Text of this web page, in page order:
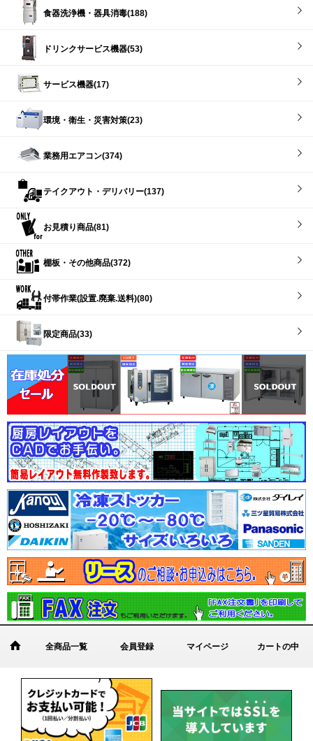
食器洗浄機・器具消毒(188)
ドリンクサービス機器(53)
サービス機器(17)
環境・衛生・災害対策(23)
業務用エアコン(374)
テイクアウト・デリバリー(137)
お見積り商品(81)
棚板・その他商品(372)
付帯作業(設置.廃棄.送料)(80)
限定商品(33)
全商品一覧 会員登録 マイページ カートの中